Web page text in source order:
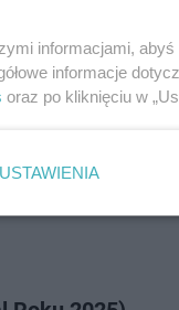
Wszystkie
Kinoteki.
warsztaty i
produkcji i
seriali:
informacjami,
informacje
oraz po kliknięciu w
USTAWIENIA